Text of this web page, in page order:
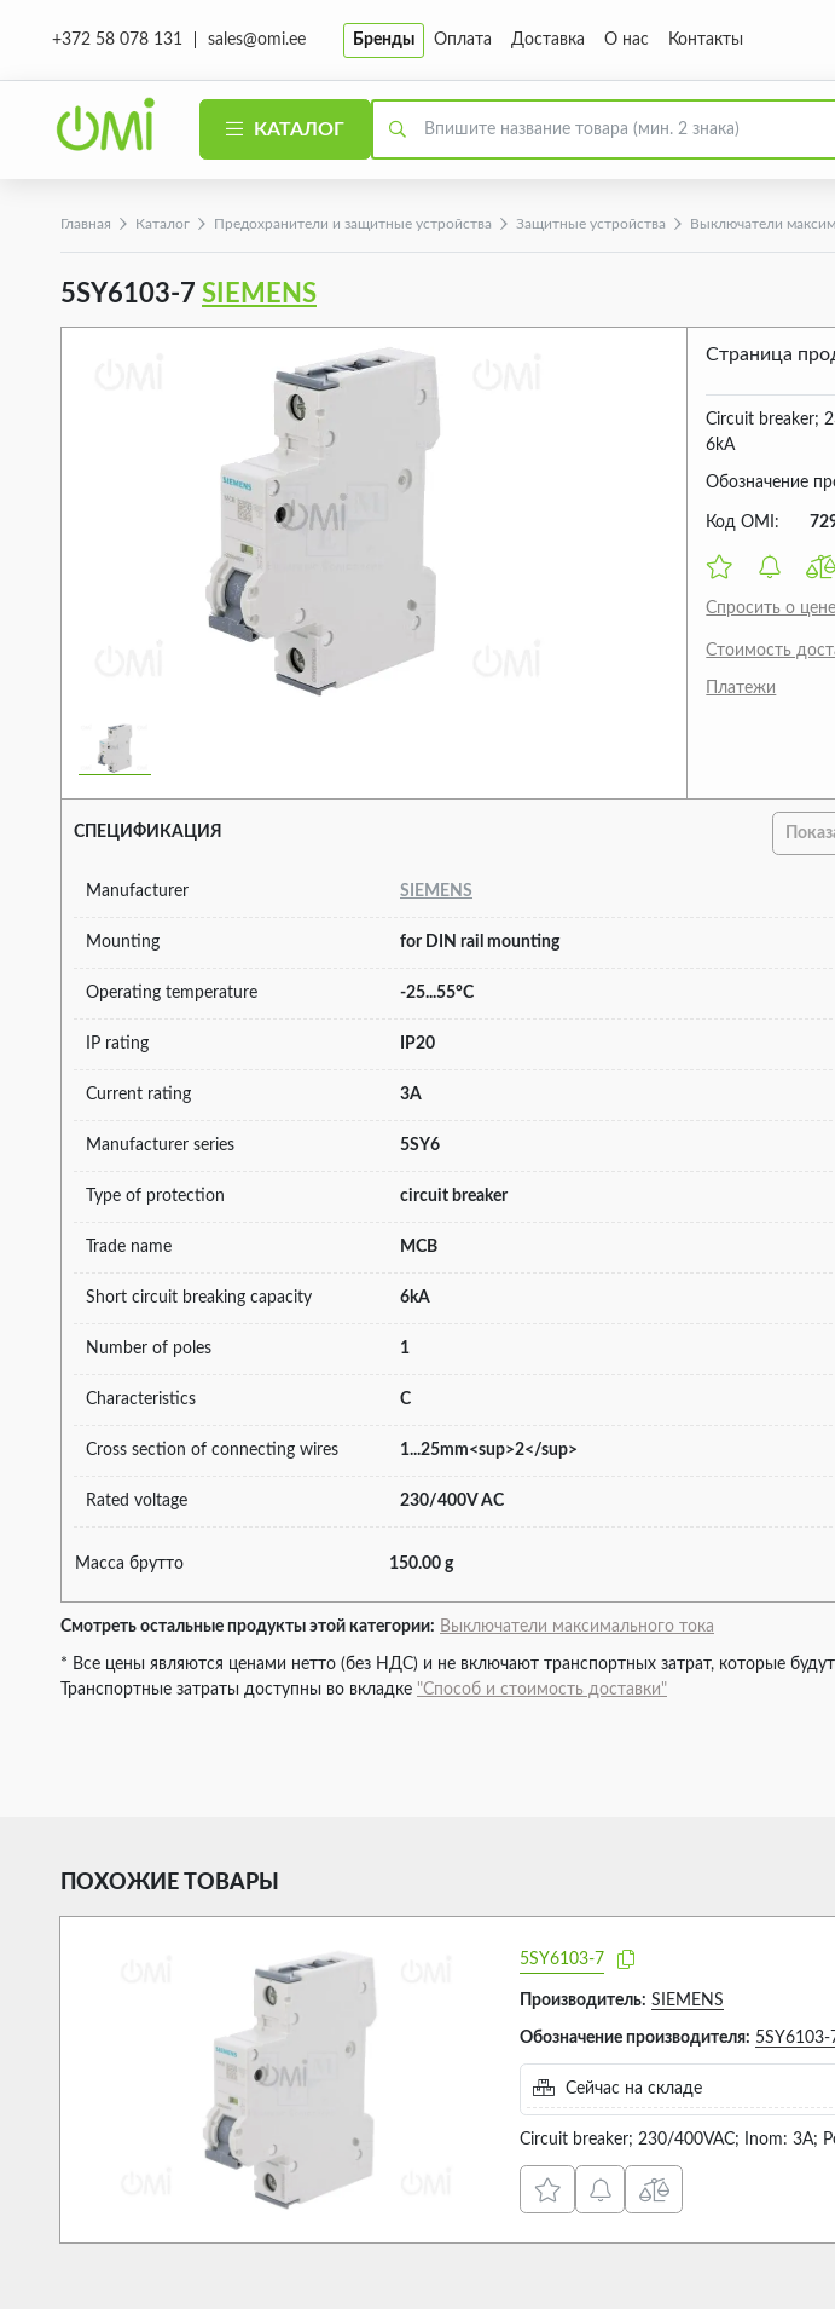
+372 58 078 131 sales@omi.ee Бренды Оплата Доставка О нас Контакты
КАТАЛОГ
Главная Каталог Предохранители и защитные устройства Защитные устройства Выключатели
5SY6103-7 SIEMENS
Страница
Circuit breaker;
6kA
Обозначение
Код OMI:
Спросить о
Стоимость
Платежи
СПЕЦИФИКАЦИЯ
Manufacturer SIEMENS
Mounting for DIN rail mounting
Operating temperature -25...55°C
IP rating IP20
Current rating 3A
Manufacturer series 5SY6
Type of protection circuit breaker
Trade name MCB
Short circuit breaking capacity 6kA
Number of poles 1
Characteristics C
Cross section of connecting wires 1...25mm<sup>2</sup>
Rated voltage 230/400V AC
Масса брутто 150.00 g
Смотреть остальные продукты этой категории: Выключатели максимального тока
* Все цены являются ценами нетто (без НДС) и не включают транспортных затрат, которые
Транспортные затраты доступны во вкладке "Способ и стоимость доставки"
ПОХОЖИЕ ТОВАРЫ
5SY6103-7
Производитель: SIEMENS
Обозначение производителя: 5SY6103-
Сейчас на складе
Circuit breaker; 230/400VAC; Inom: 3A;